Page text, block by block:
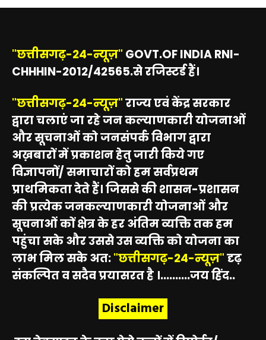
"छत्तीसगढ़-24-न्यूज़" GOVT.OF INDIA RNI-
CHHHIN-2012/42565.से रजिस्टर्ड हैं।
"छत्तीसगढ़-24-न्यूज़"राज्य एवं केंद्र सरकार
द्वारा चलाएं जा रहे जन कल्याणकारी योजनाओं
और सूचनाओं को जनसंपर्क विभाग द्वारा
अख़बारों में प्रकाशन हेतु जारी किये गए
विज्ञापनों/ समाचारों को हम सर्वप्रथम
प्राथमिकता देते हैं। जिससे की शासन-प्रशासन
की प्रत्येक जनकल्याणकारी योजनाओं और
सूचनाओं कों क्षेत्र के हर अंतिम व्यक्ति तक हम
पहुंचा सके और उससे उस व्यक्ति को योजना का
लाभ मिल सके अत:"छत्तीसगढ़-24-न्यूज़"दृढ़
संकल्पित व सदैव प्रयासरत है ।..........जय हिंद..
Disclaimer